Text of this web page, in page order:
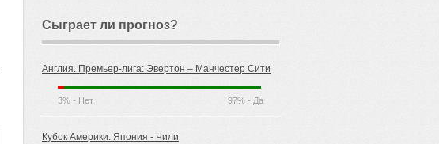
Сыграет ли прогноз?
Англия. Премьер-лига: Эвертон – Манчестер Сити
3% - Нет 97% - Да
Кубок Америки: Япония - Чили